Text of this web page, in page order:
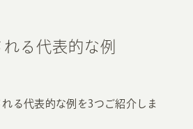
れる代表的な例
れる代表的な例を3つご紹介しま